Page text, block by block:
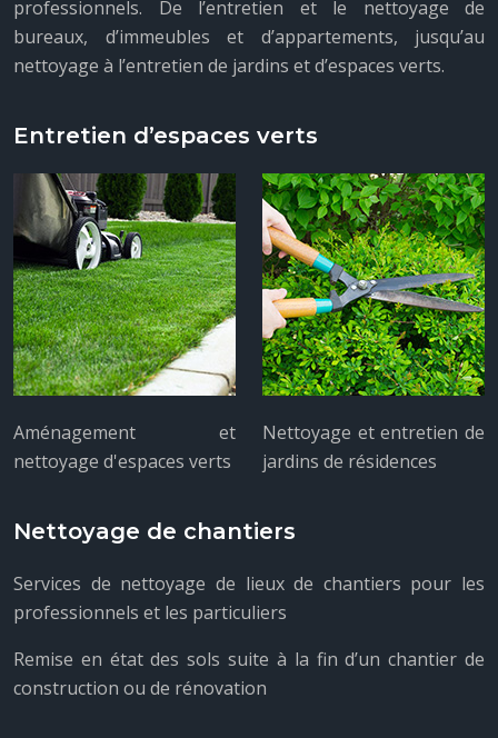
professionnels. De l’entretien et le nettoyage de
bureaux, d’immeubles et d’appartements, jusqu’au
nettoyage à l’entretien de jardins et d’espaces verts.
Entretien d’espaces verts
Aménagement et
nettoyage d'espaces verts
Nettoyage et entretien de
jardins de résidences
Nettoyage de chantiers
Services de nettoyage de lieux de chantiers pour les
professionnels et les particuliers
Remise en état des sols suite à la fin d’un chantier de
construction ou de rénovation